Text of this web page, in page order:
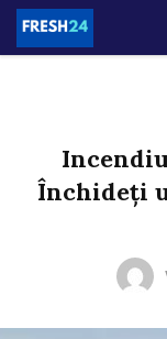
Închideți